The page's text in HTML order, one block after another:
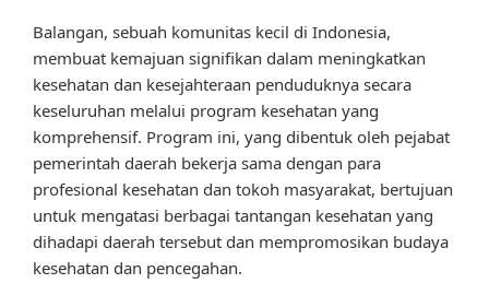
Balangan, sebuah komunitas kecil di Indonesia,
membuat kemajuan signifikan dalam meningkatkan
kesehatan dan kesejahteraan penduduknya secara
keseluruhan melalui program kesehatan yang
komprehensif. Program ini, yang dibentuk oleh pejabat
pemerintah daerah bekerja sama dengan para
profesional kesehatan dan tokoh masyarakat, bertujuan
untuk mengatasi berbagai tantangan kesehatan yang
dihadapi daerah tersebut dan mempromosikan budaya
kesehatan dan pencegahan.